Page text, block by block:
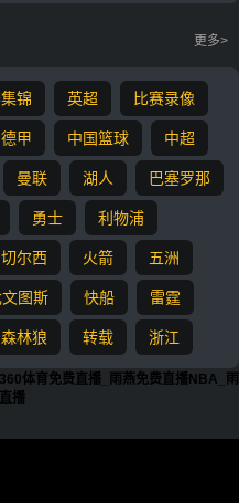
更多>
锦 英超 比赛录像
德甲 中国篮球 中超
曼联 湖人 巴塞罗那
勇士 利物浦
切尔西 火箭 五洲
图斯 快船 雷霆
森林狼 转载 浙江
体育免费直播_雨燕免费直播NBA_雨
播